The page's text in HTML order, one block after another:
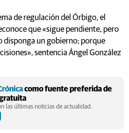
de regulación del Órbigo, el
que «sigue pendiente, pero
disponga un gobierno; porque
sentencia Ángel González
como fuente preferida de
las últimas noticias de actualidad.